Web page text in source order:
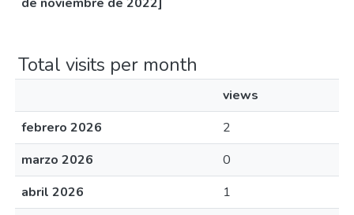
Total visits per month
views
febrero 2026
2
marzo 2026
0
abril 2026
1